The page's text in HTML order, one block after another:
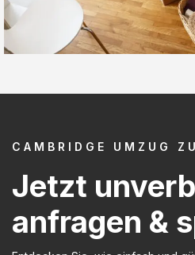
CAMBRIDGE UMZUG
Jetzt
anfragen &